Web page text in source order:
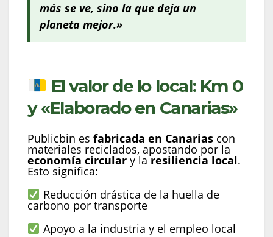
más se ve, sino la que deja un
planeta mejor.»
El valor de lo local: Km 0
y «Elaborado en Canarias»
Publicbin es fabricada en Canarias con
materiales reciclados, apostando por la
economía circular y laresiliencia local.
Esto significa:
Reducción drástica de la huella de
carbono por transporte
Apoyo a la industria y el empleo local